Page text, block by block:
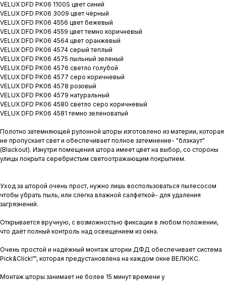
VELUX DFD PK06 1100S цвет синий
VELUX DFD PK06 3009 цвет чёрный
VELUX DFD PK06 4556 цвет бежевый
VELUX DFD PK06 4559 цвет темно коричневый
VELUX DFD PK06 4564 цвет оранжевый
VELUX DFD PK06 4574 серый теплый
VELUX DFD PK06 4575 пыльный зеленый
VELUX DFD PK06 4576 светло голубой
VELUX DFD PK06 4577 серо коричневый
VELUX DFD PK06 4578 розовый
VELUX DFD PK06 4579 натуральный
VELUX DFD PK06 4580 светло серо коричневый
VELUX DFD PK06 4581 темно зеленоватый
Полотно затемняющей рулонной шторы изготовлено из материи, которая
не пропускает свет и обеспечивает полное затемнение- "блэкаут"
(Blackout). Изнутри помещения штора имеет цвет на выбор, со стороны
улицы покрыта серебристым светоотражающим покрытием.
Уход за шторой очень прост, нужно лишь воспользоваться пылесосом
чтобы убрать пыль, или слегка влажной салфеткой- для удаления
загрязнений.
Открывается вручную, с возможностью фиксации в любом положении,
что даёт полный контроль над освещением из окна.
Очень простой и надёжный монтаж шторки ДФД обеспечивает система
Pick&Click!™, которая предустановлена на каждом окне ВЕЛЮКС.
Монтаж шторы занимает не более 15 минут времени у